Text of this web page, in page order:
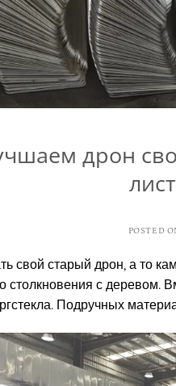
дрон
POSTED
свой старый дрон, а то
столкновения с деревом.
Подручных